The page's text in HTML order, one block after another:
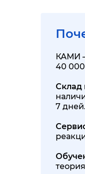
КАМИ
40
Склад
7 дней.